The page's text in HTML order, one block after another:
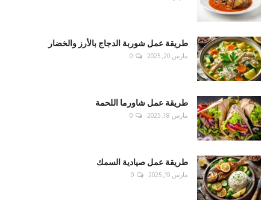
طريقة عمل شوربة الدجاج بالأرز والخضار
مارس 20, 2025 0
طريقة عمل شاورما اللحمة
مارس 18, 2025 0
طريقة عمل صيادية السمك
مارس 19, 2025 0